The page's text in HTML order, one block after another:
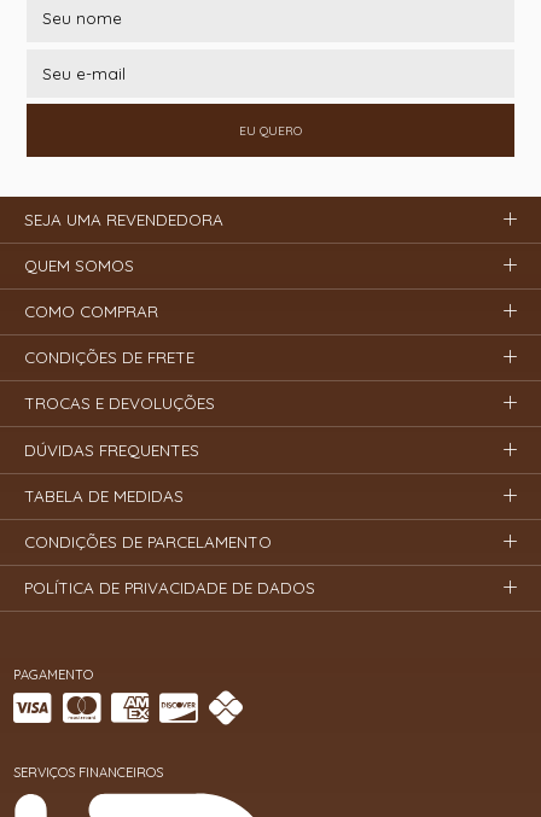
EU QUERO
PAGAMENTO
SERVIÇOS FINANCEIROS
SEJA UMA REVENDEDORA
QUEM SOMOS
COMO COMPRAR
CONDIÇÕES DE FRETE
TROCAS E DEVOLUÇÕES
DÚVIDAS FREQUENTES
TABELA DE MEDIDAS
CONDIÇÕES DE PARCELAMENTO
POLÍTICA DE PRIVACIDADE DE DADOS